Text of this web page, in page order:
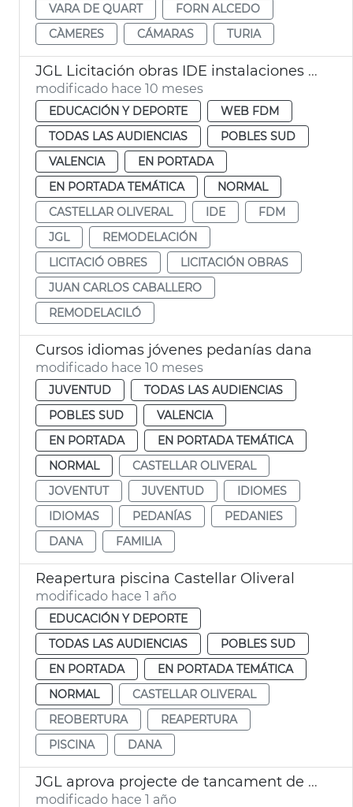
VARA DE QUART
FORN ALCEDO
CÀMERES
CÁMARAS TURIA
JGL Licitación obras IDE instalaciones deportivas Castellar-l'Oliveral
modificado hace 10 meses
EDUCACIÓN Y DEPORTE
WEB FDM
TODAS LAS AUDIENCIAS
POBLES SUD
VALENCIA
EN PORTADA
EN PORTADA TEMÁTICA
NORMAL
CASTELLAR OLIVERAL
IDE
FDM
JGL
REMODELACIÓN
LICITACIÓ OBRES
LICITACIÓN OBRAS
JUAN CARLOS CABALLERO
REMODELACILÓ
Cursos idiomas jóvenes pedanías dana
modificado hace 10 meses
JUVENTUD
TODAS LAS AUDIENCIAS
POBLES SUD
VALENCIA
EN PORTADA
EN PORTADA TEMÁTICA
NORMAL
CASTELLAR OLIVERAL
JOVENTUT
JUVENTUD
IDIOMES
IDIOMAS
PEDANÍAS
PEDANIES
DANA
FAMILIA
Reapertura piscina Castellar Oliveral
modificado hace 1 año
EDUCACIÓN Y DEPORTE
TODAS LAS AUDIENCIAS
POBLES SUD
EN PORTADA
EN PORTADA TEMÁTICA
NORMAL
CASTELLAR OLIVERAL
REOBERTURA
REAPERTURA
PISCINA
DANA
JGL aprova projecte de tancament de l'IDE de Castellar-l'Oliveral València
modificado hace 1 año